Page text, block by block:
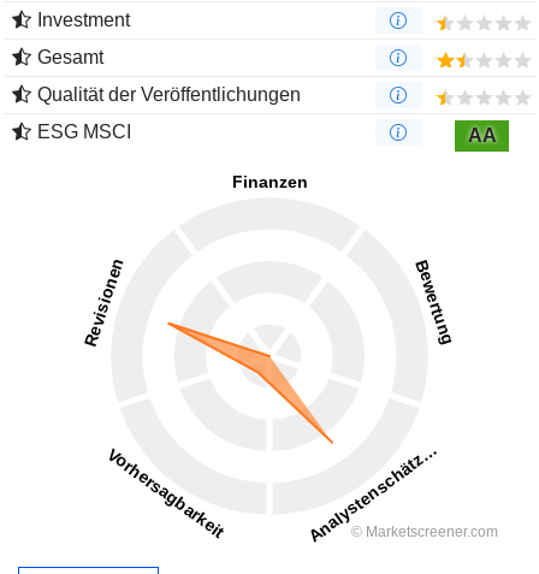
Investment
Gesamt
Qualität der Veröffentlichungen
ESG MSCI
AA